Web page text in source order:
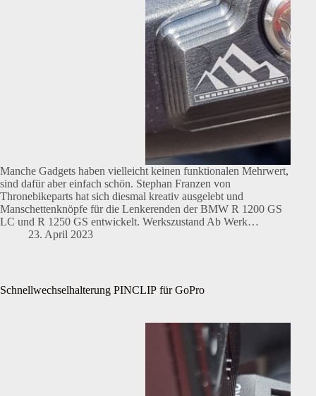
Manche Gadgets haben vielleicht keinen funktionalen Mehrwert,
sind dafür aber einfach schön. Stephan Franzen von
Thronebikeparts hat sich diesmal kreativ ausgelebt und
Manschettenknöpfe für die Lenkerenden der BMW R 1200 GS
LC und R 1250 GS entwickelt. Werkszustand Ab Werk…
23. April 2023
Schnellwechselhalterung PINCLIP für GoPro